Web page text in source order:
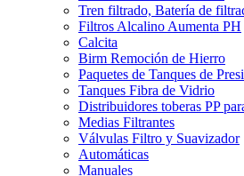
Tren filtrado, Batería de
Filtros Alcalino Aumenta PH
Calcita
Birm Remoción de Hierro
Paquetes de Tanques de
Tanques Fibra de Vidrio
Distribuidores toberas PP
Medias Filtrantes
Válvulas Filtro y Suavizador
Automáticas
Manuales